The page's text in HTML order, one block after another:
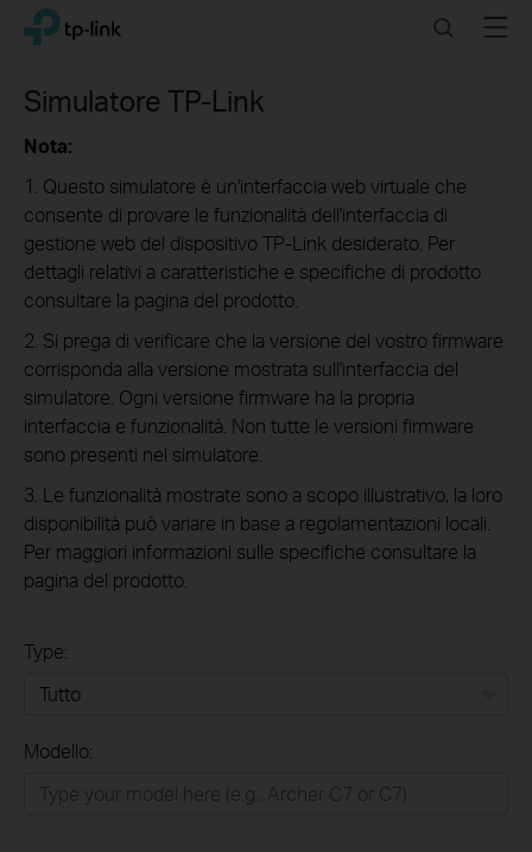
Click
navigation
TP-Link, Reliably Smart SearchMenu
Simulatore TP-Link
Nota:
1. Questo simulatore è un'interfaccia web virtuale che
consente di provare le funzionalità dell'interfaccia di
gestione web del dispositivo TP-Link desiderato. Per
dettagli relativi a caratteristiche e specifiche di prodotto
consultare la pagina del prodotto.
2. Si prega di verificare che la versione del vostro firmware
corrisponda alla versione mostrata sull'interfaccia del
simulatore. Ogni versione firmware ha la propria
interfaccia e funzionalità. Non tutte le versioni firmware
sono presenti nel simulatore.
3. Le funzionalità mostrate sono a scopo illustrativo, la loro
disponibilità può variare in base a regolamentazioni locali.
Per maggiori informazioni sulle specifiche consultare la
pagina del prodotto.
Type:
Modello: